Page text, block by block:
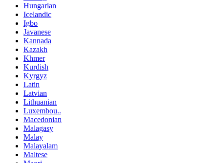
Hungarian
Icelandic
Igbo
Javanese
Kannada
Kazakh
Khmer
Kurdish
Kyrgyz
Latin
Latvian
Lithuanian
Luxembou..
Macedonian
Malagasy
Malay
Malayalam
Maltese